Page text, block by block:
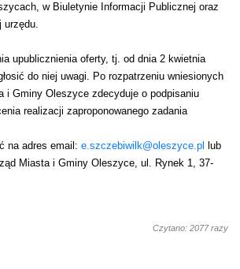
w Biuletynie Informacji Publicznej oraz
urzędu.
upublicznienia oferty, tj. od dnia 2 kwietnia
do niej uwagi. Po rozpatrzeniu wniesionych
i Gminy Oleszyce zdecyduje o podpisaniu
realizacji zaproponowanego zadania
na adres email: e.szczebiwilk@oleszyce.pl
lub
Miasta i Gminy Oleszyce, ul. Rynek 1, 37-
Czytano: 2077 razy